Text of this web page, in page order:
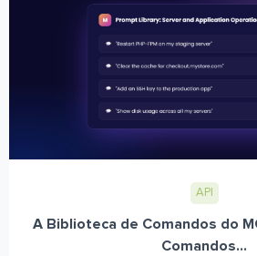
API
A Biblioteca de Comandos do
Comandos...